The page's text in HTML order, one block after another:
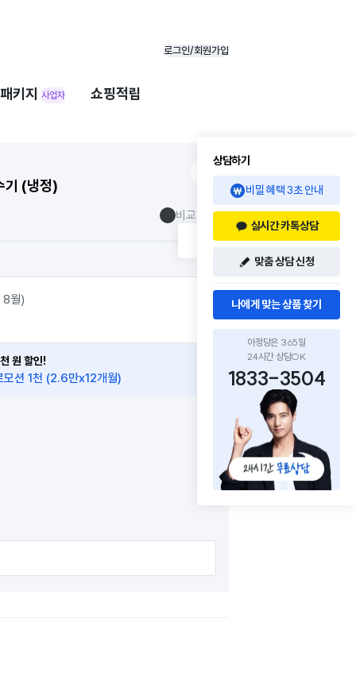
로그인/회원가입
키지 사업자 쇼핑적립
기 (냉정)
비교하기
8월)
원 할인!
션 1천 (2.6만x12개월)
상담하기
비밀 혜택 3초 안내
실시간 카톡상담
맞춤 상담 신청
나에게 맞는 상품 찾기
아정당은 365일
24시간 상담OK
1833-3504